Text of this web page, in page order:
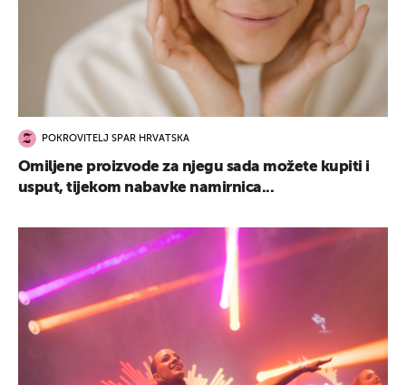
POKROVITELJ SPAR HRVATSKA
Omiljene proizvode za njegu sada možete kupiti i
usput, tijekom nabavke namirnica...